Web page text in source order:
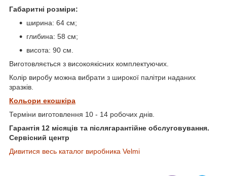
Габаритні розміри:
ширина: 64 см;
глибина: 58 см;
висота: 90 см.
Виготовляється з високоякісних комплектуючих.
Колір виробу можна вибрати з широкої палітри наданих
зразків.
Кольори екошкіра
Терміни виготовлення 10 - 14 робочих днів.
Гарантія 12 місяців та післягарантійне обслуговування.
Сервісний центр
Дивитися весь каталог виробника Velmi